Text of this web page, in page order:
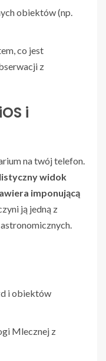
obiektów (np.
co jest
z
i
na twój telefon.
widok
imponującą
ją jedną z
i obiektów
Mlecznej z